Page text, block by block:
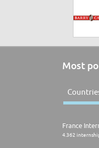
Most
France
4.362